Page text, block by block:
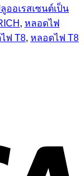
ออเรสเซนต์เป็น
, หลอดไฟ
ฟ T8, หลอดไฟ T8